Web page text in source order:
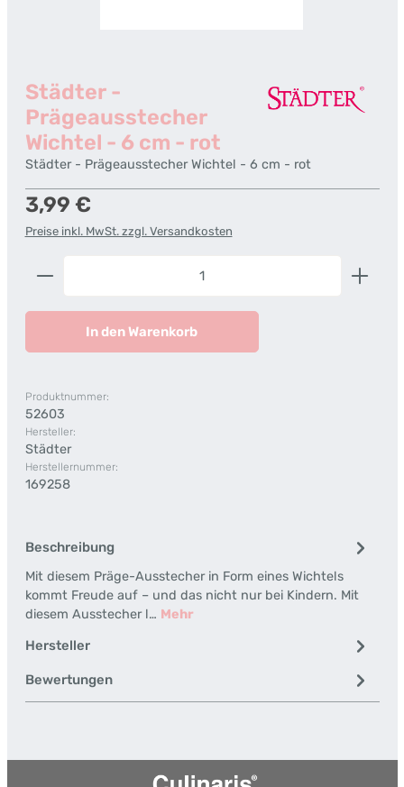
Städter -
Prägeausstecher
Wichtel - 6 cm - rot
Städter - Prägeausstecher Wichtel - 6 cm - rot
Regulärer Preis:
3,99 €
Preise inkl. MwSt. zzgl. Versandkosten
Produkt Anzahl: Gib den gewünschten Wert ein
In den Warenkorb
Produktnummer:
52603
Hersteller:
Städter
Herstellernummer:
169258
Beschreibung
Mit diesem Präge-Ausstecher in Form eines Wichtels
kommt Freude auf – und das nicht nur bei Kindern. Mit
diesem Ausstecher l… Mehr
Hersteller
Bewertungen